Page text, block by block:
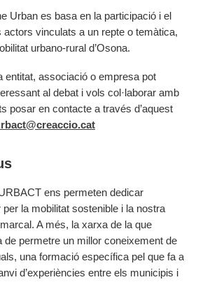
Urban es basa en la participació i el
vinculats a un repte o temàtica,
urbano-rural d’Osona.
entitat, associació o empresa pot
al debat i vols col·laborar amb
posar en contacte a través d’aquest
ens permeten dedicar
la mobilitat sostenible i la nostra
A més, la xarxa de la que
de permetre un millor coneixement de
una formació específica pel que fa a
d’experiències entre els municipis i